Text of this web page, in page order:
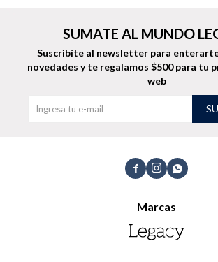
  
Marcas
SUMATE AL MUNDO
Suscribíte al newsletter para
novedades y te regalamos $500 para tu
web
Camperas
Jeans